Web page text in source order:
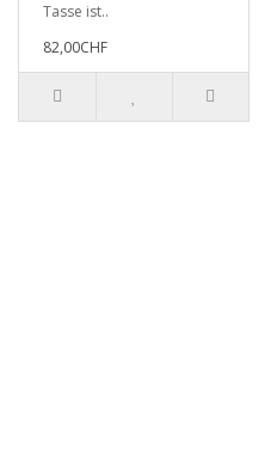
Tasse ist..
82,00CHF